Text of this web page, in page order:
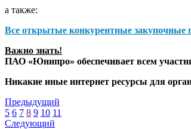
а также:
Все открытые конкурентные закупочные
Важно знать!
ПАО «Юнипро» обеспечивает всем
Никакие иные интернет ресурсы для
Предыдущий
5 6 7 8 9 10 11
Следующий